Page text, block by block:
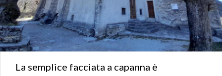
La semplice facciata a capanna è